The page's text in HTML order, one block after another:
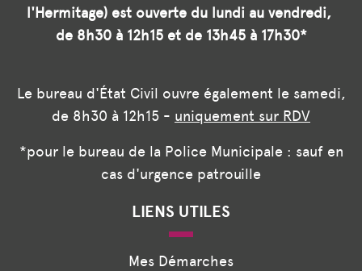
l'Hermitage) est ouverte du lundi au vendredi,
de 8h30 à 12h15 et de 13h45 à 17h30*
Le bureau d'État Civil ouvre également le samedi,
de 8h30 à 12h15 - uniquement sur RDV
*pour le bureau de la Police Municipale : sauf en
cas d'urgence patrouille
LIENS UTILES
Mes Démarches